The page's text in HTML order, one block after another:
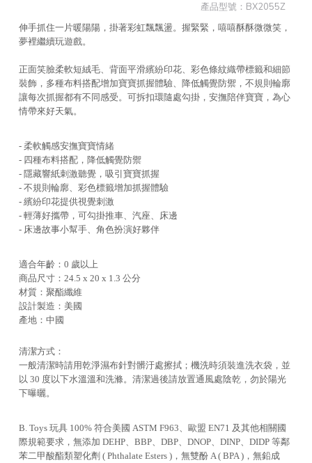
產品型號： BX2055Z
伸手抓住一片暖陽陽，掛著彩虹飄飄盪。握緊緊，嘻嘻酥酥微微笑，
夢裡繼續玩遊戲。
正面笑臉柔軟短絨毛、背面平滑繽紛印花、彩色條紋織帶標籤和細節
裝飾，多種布料搭配增加寶寶抓握體驗、降低觸覺防禦，不規則輪廓
讓每次抓握都有不同感受。可拆扣環隨處勾掛，安撫陪伴寶寶，為心
情帶來好天氣。
- 柔軟觸感安撫寶寶情緒
- 四種布料搭配，降低觸覺防禦
- 隱藏響紙刺激聽覺，吸引寶寶抓握
- 不規則輪廓、彩色標籤增加抓握體驗
- 繽紛印花提供視覺刺激
- 輕薄好攜帶，可勾掛推車、汽座、床邊
- 床邊故事小幫手、角色扮演好夥伴
適合年齡：0 歲以上
商品尺寸：24.5 x 20 x 1.3 公分
材質：聚酯纖維
設計製造：美國
產地：中國
清潔方式：
一般清潔時請用乾淨濕布針對髒汙處擦拭；機洗時須裝進洗衣袋，並
以 30 度以下水溫溫和洗滌。清潔過後請放置通風處陰乾，勿於陽光
下曝曬。
B. Toys 玩具 100% 符合美國 ASTM F963、歐盟 EN71 及其他相關國
際規範要求，無添加 DEHP、BBP、DBP、DNOP、DINP、DIDP 等鄰
苯二甲酸酯類塑化劑 ( Phthalate Esters )，無雙酚 A ( BPA )，無鉛成